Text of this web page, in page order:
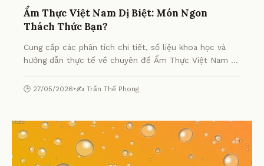
Ẩm Thực Việt Nam Dị Biệt: Món Ngon
Thách Thức Bạn?
Cung cấp các phân tích chi tiết, số liệu khoa học và
hướng dẫn thực tế về chuyên đề Ẩm Thực Việt Nam Dị
🕒 27/05/2026•✍️ Trần Thế Phong